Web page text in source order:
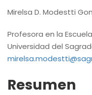
Mirelsa D. Modestti
Profesora en la
Universidad del
Resumen